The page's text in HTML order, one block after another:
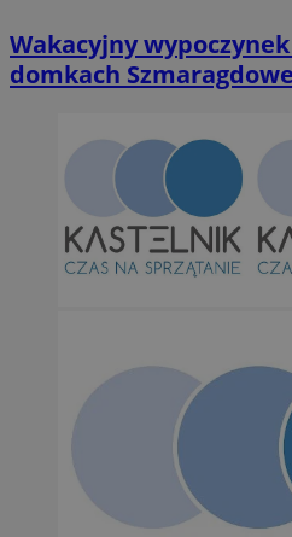
Wakacyjny
domkach